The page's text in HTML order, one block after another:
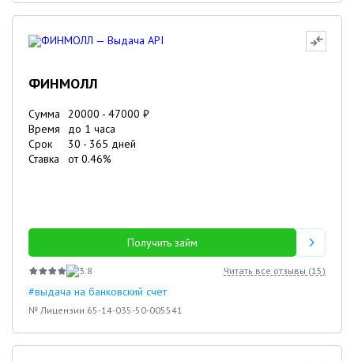
ФИНМОЛЛ
Сумма 20000 - 47000 ₽
Время
до 1 часа
Срок
30 - 365 дней
Ставка
от0.46%
Получить займ
3.8 Читать все отзывы (15)
#выдача на банковский счет
№ Лицензии 65-14-035-50-005541